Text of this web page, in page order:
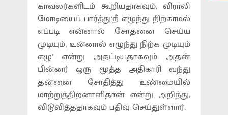
காவலர்களிடம் கூறியதாகவும், விராலி
மோடியைப் பார்த்து‘நீ எழுந்து நிற்காமல்
எப்படி என்னால் சோதனை செய்ய
முடியும், உன்னால் எழுந்து நிற்க முடியும்
எழு’ என்று அதட்டியதாகவும் அதன்
பின்னர் ஒரு மூத்த அதிகாரி வந்து
தன்னை சோதித்து உண்மையில்
மாற்றுத்திறனாளிதான் என்று அறிந்து,
விடுவித்ததாகவும் பதிவு செய்துள்ளார்.